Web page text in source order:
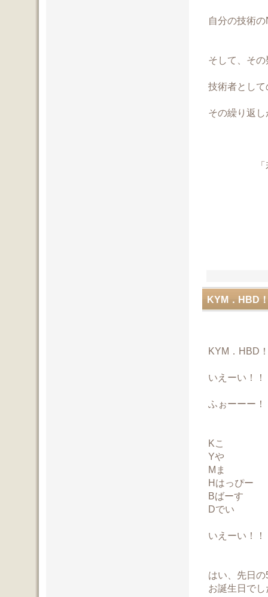
自分の技術
そして、そ
技術者とし
その繰り返
「若人
KYM．HBD
KYM．HBD
いえーい！
ふぉーーー！
Kこ
Yや
Mま
Hはっぴー
Bばーす
Dでい
いえーい！
はい、先日
お誕生日でし